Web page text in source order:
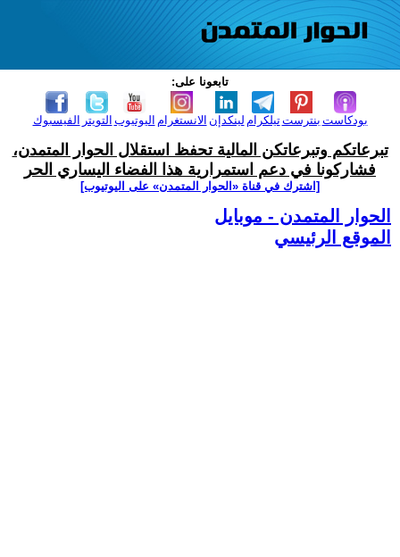
تابعونا على:
الفيسبوك التويتر اليوتيوب الانستغرام لينكدإن تيلكرامبنترست بودكاست
تبرعاتكم وتبرعاتكن المالية تحفظ استقلال الحوار المتمدن،
فشاركونا في دعم استمرارية هذا الفضاء اليساري الحر
[اشترك في قناة ‫«الحوار المتمدن» على اليوتيوب]
الحوار المتمدن - موبايل
الموقع الرئيسي